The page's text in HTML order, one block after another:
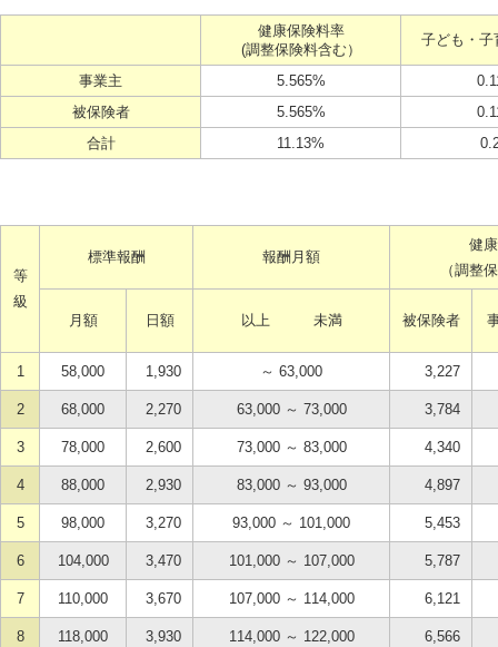
健康保険料率
(調整保険料含む）
子ども・子
事業主 5.565%
被保険者
5.565%
合計
11.13%
等
級
標準報酬 報酬月額
健
（調整
月額 日額 以上 未満 被保険者
1 58,000 1,930 ～ 63,000 3,227
2 68,000 2,270 63,000 ～ 73,000 3,784
3 78,000 2,600 73,000 ～ 83,000 4,340
4 88,000 2,930 83,000 ～ 93,000 4,897
5 98,000 3,270 93,000 ～ 101,000 5,453
6 104,000 3,470 101,000 ～ 107,000 5,787
7 110,000 3,670 107,000 ～ 114,000 6,121
8 118,000 3,930 114,000 ～ 122,000 6,566